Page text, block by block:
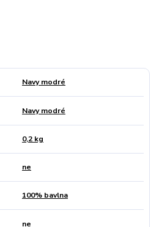
Navy modré
Navy modré
0,2 kg
ne
100% bavlna
ne